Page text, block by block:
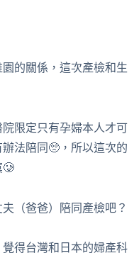
的關係，這次產檢和生
限定只有孕婦本人才可
法陪同🥺，所以這次的
🥲
（爸爸）陪同產檢吧？
得台灣和日本的婦產科